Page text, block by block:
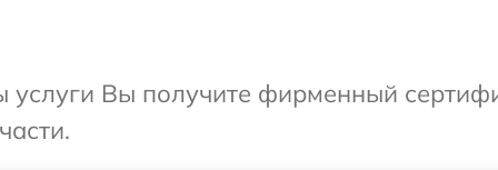
Вы получите фирменный